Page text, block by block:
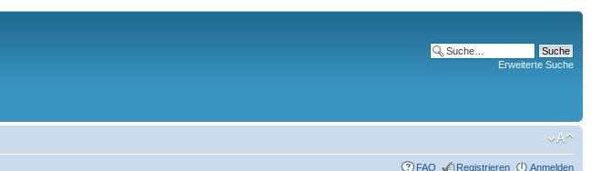
Erweiterte Suche
FAQ Registrieren Anmelden